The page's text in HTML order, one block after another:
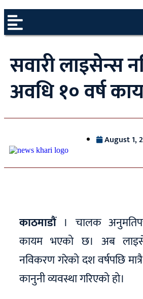
सवारी लाइसेन्स
अवधि १० वर्ष
August 1,
काठमाडौं। चालक
कायम भएको छ। अब
नविकरण गरेको दश वर्षपछि
कानुनी व्यवस्था गरिएको हो।